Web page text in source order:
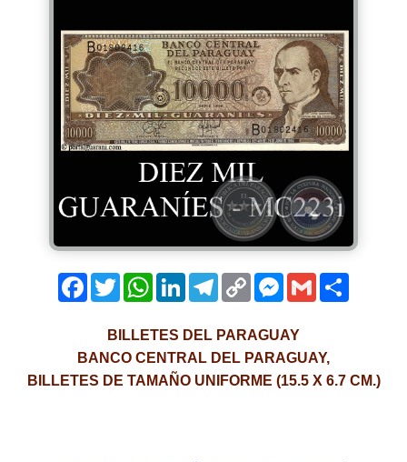
Facebook
TwitterWhatsApp
LinkedInTelegram
Copy
Link
Messenger
Gmail
BILLETES DEL PARAGUAY
BANCO CENTRAL DEL PARAGUAY,
BILLETES DE TAMAÑO UNIFORME (15.5 X 6.7 CM.)